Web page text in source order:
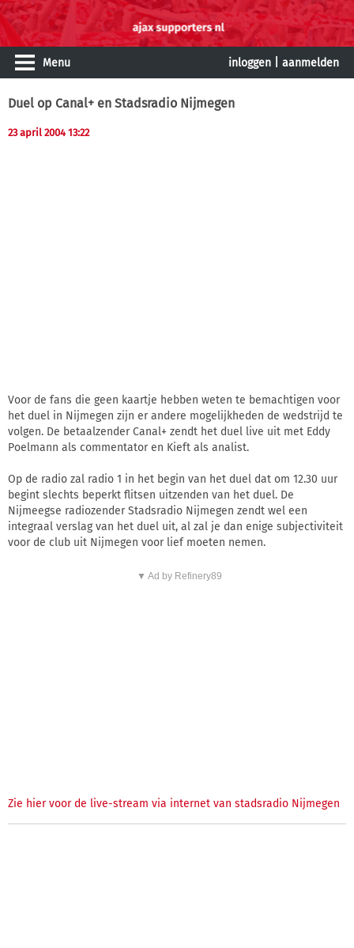
Menu inloggen aanmelden
Duel op Canal+ en Stadsradio Nijmegen
23 april 2004 13:22
Voor de fans die geen kaartje hebben weten te bemachtigen voor
het duel in Nijmegen zijn er andere mogelijkheden de wedstrijd te
volgen. De betaalzender Canal+ zendt het duel live uit met Eddy
Poelmann als commentator en Kieft als analist.
Op de radio zal radio 1 in het begin van het duel dat om 12.30 uur
begint slechts beperkt flitsen uitzenden van het duel. De
Nijmeegse radiozender Stadsradio Nijmegen zendt wel een
integraal verslag van het duel uit, al zal je dan enige subjectiviteit
voor de club uit Nijmegen voor lief moeten nemen.
▼ Ad by Refinery89
Zie hier voor de live-stream via internet van stadsradio Nijmegen